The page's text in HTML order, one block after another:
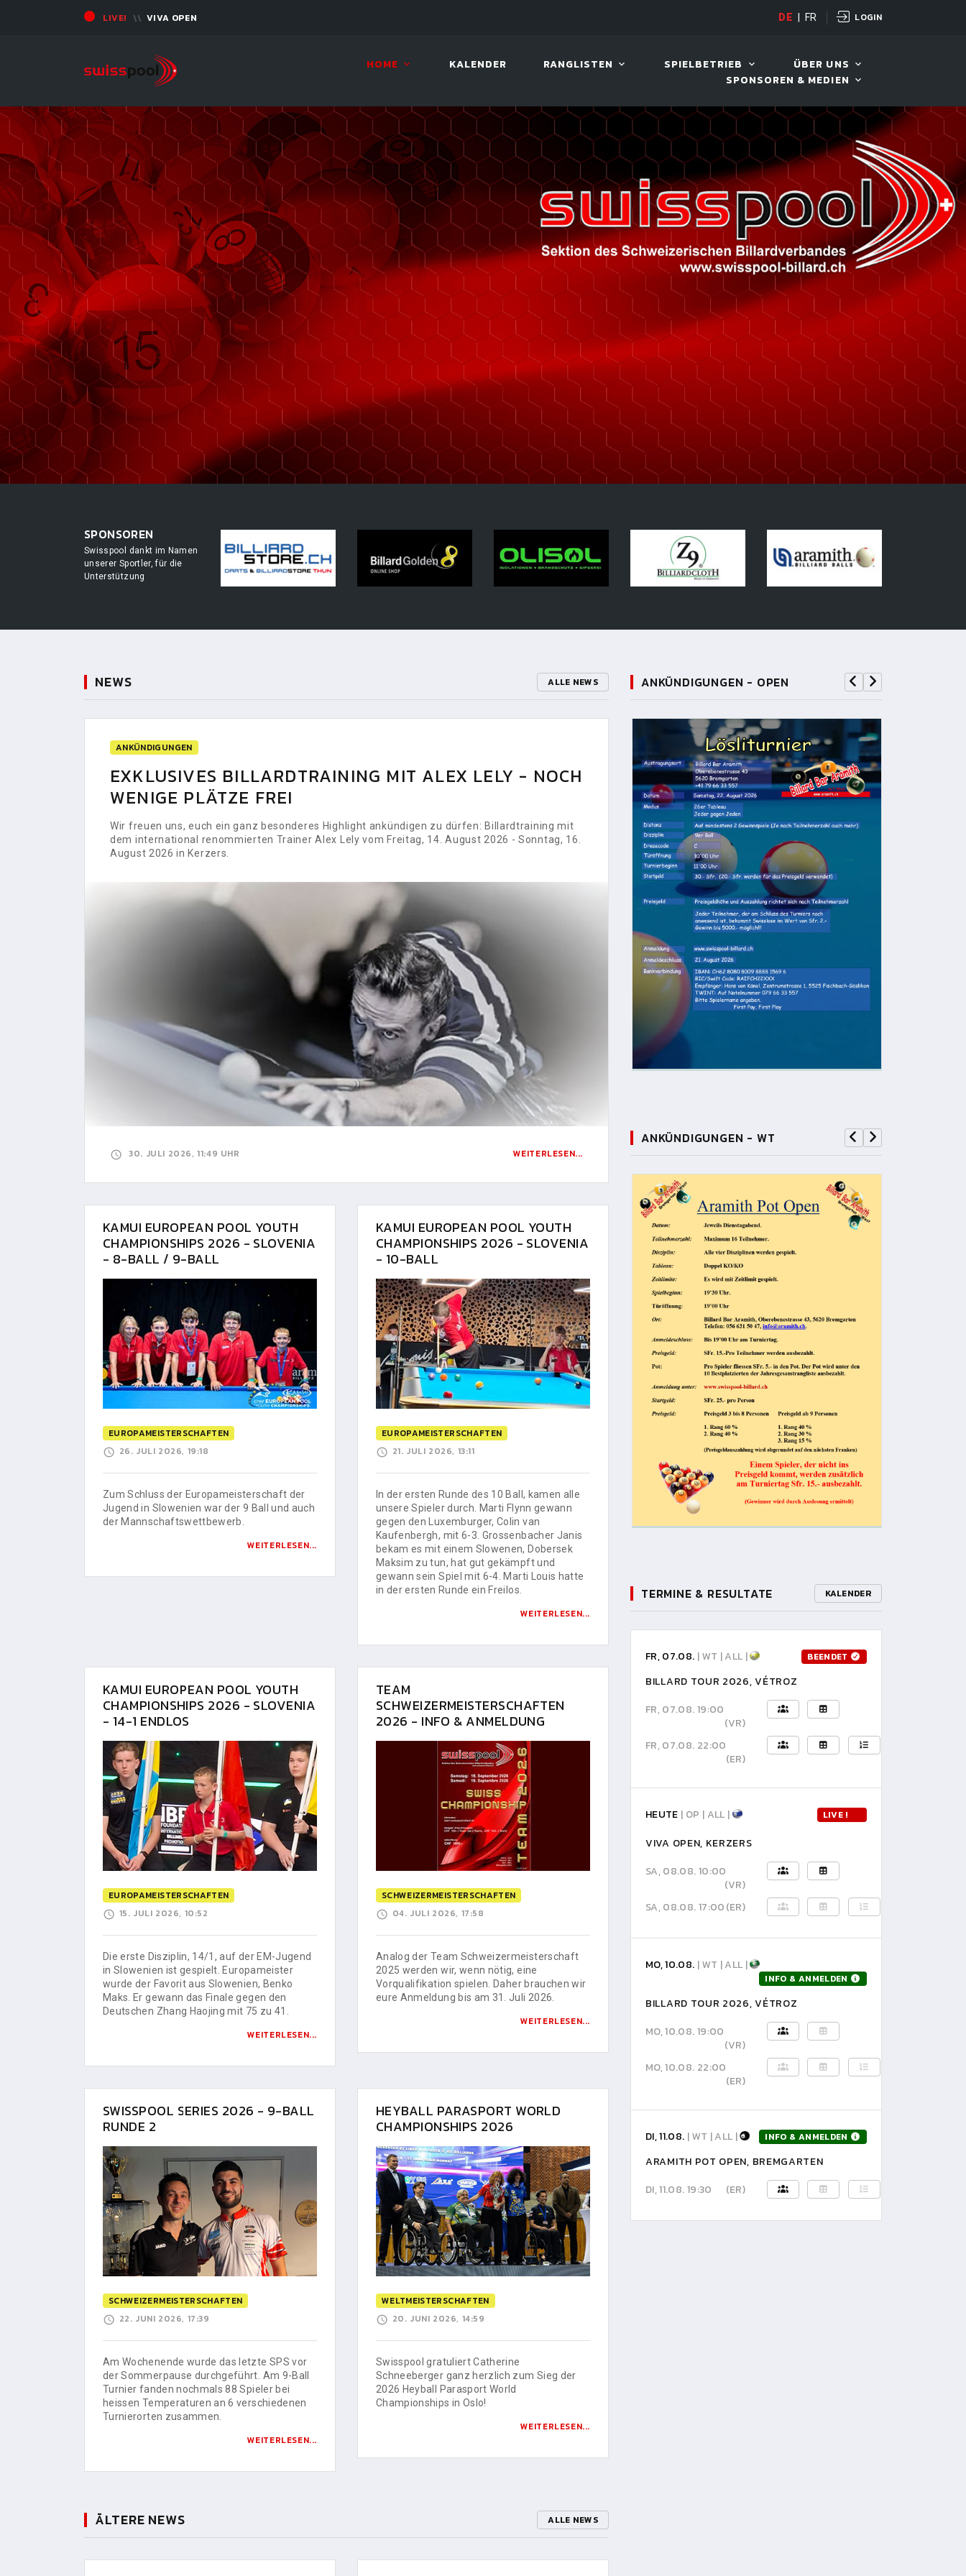
LIVE! VIVA OPEN LIVE! VIVA OPEN
DE FR LOGIN
HOME KALENDER RANGLISTEN SPIELBETRIEB
ÜBER UNS
SPONSOREN & MEDIEN
SPONSOREN
Swisspool dankt im Namen
unserer Sportler, für die
Unterstützung
NEWS ALLE NEWS
ANKÜNDIGUNGEN
EXKLUSIVES BILLARDTRAINING MIT ALEX LELY - NOCH
WENIGE PLÄTZE FREI
Wir freuen uns, euch ein ganz besonderes Highlight ankündigen zu dürfen: Billardtraining mit
dem international renommierten Trainer Alex Lely vom Freitag, 14. August 2026 - Sonntag, 16.
August 2026 in Kerzers.
30. JULI 2026, 11:49 UHR WEITERLESEN...
KAMUI EUROPEAN POOL YOUTH
CHAMPIONSHIPS 2026 - SLOVENIA
- 8-BALL / 9-BALL
EUROPAMEISTERSCHAFTEN
26. JULI 2026, 19:18
Zum Schluss der Europameisterschaft der
Jugend in Slowenien war der 9 Ball und auch
der Mannschaftswettbewerb.
WEITERLESEN...
KAMUI EUROPEAN POOL YOUTH
CHAMPIONSHIPS 2026 - SLOVENIA
- 10-BALL
EUROPAMEISTERSCHAFTEN
21. JULI 2026, 13:11
In der ersten Runde des 10 Ball, kamen alle
unsere Spieler durch. Marti Flynn gewann
gegen den Luxemburger, Colin van
Kaufenbergh, mit 6-3. Grossenbacher Janis
bekam es mit einem Slowenen, Dobersek
Maksim zu tun, hat gut gekämpft und
gewann sein Spiel mit 6-4. Marti Louis hatte
in der ersten Runde ein Freilos.
WEITERLESEN...
KAMUI EUROPEAN POOL YOUTH
CHAMPIONSHIPS 2026 - SLOVENIA
- 14-1 ENDLOS
EUROPAMEISTERSCHAFTEN
15. JULI 2026, 10:52
Die erste Disziplin, 14/1, auf der EM-Jugend
in Slowenien ist gespielt. Europameister
wurde der Favorit aus Slowenien, Benko
Maks. Er gewann das Finale gegen den
Deutschen Zhang Haojing mit 75 zu 41.
WEITERLESEN...
TEAM
SCHWEIZERMEISTERSCHAFTEN
2026 - INFO & ANMELDUNG
SCHWEIZERMEISTERSCHAFTEN
04. JULI 2026, 17:58
Analog der Team Schweizermeisterschaft
2025 werden wir, wenn nötig, eine
Vorqualifikation spielen. Daher brauchen wir
eure Anmeldung bis am 31. Juli 2026.
WEITERLESEN...
SWISSPOOL SERIES 2026 - 9-BALL
RUNDE 2
SCHWEIZERMEISTERSCHAFTEN
22. JUNI 2026, 17:39
Am Wochenende wurde das letzte SPS vor
der Sommerpause durchgeführt. Am 9-Ball
Turnier fanden nochmals 88 Spieler bei
heissen Temperaturen an 6 verschiedenen
Turnierorten zusammen.
WEITERLESEN...
HEYBALL PARASPORT WORLD
CHAMPIONSHIPS 2026
WELTMEISTERSCHAFTEN
20. JUNI 2026, 14:59
Swisspool gratuliert Catherine
Schneeberger ganz herzlich zum Sieg der
2026 Heyball Parasport World
Championships in Oslo!
WEITERLESEN...
ÄLTERE NEWS ALLE NEWS
ANKÜNDIGUNGEN - OPEN
ANKÜNDIGUNGEN - WT
TERMINE & RESULTATE KALENDER
FR, 07.08. | WT | ALL | BEENDET
BILLARD TOUR 2026, VÉTROZ
FR, 07.08. 19:00
(VR)
FR, 07.08. 22:00
(ER)
HEUTE | OP | ALL | LIVE !
VIVA OPEN, KERZERS
SA, 08.08. 10:00
(VR)
SA, 08.08. 17:00(ER)
MO, 10.08. | WT | ALL |
INFO & ANMELDEN
BILLARD TOUR 2026, VÉTROZ
MO, 10.08. 19:00
(VR)
MO, 10.08. 22:00
(ER)
DI, 11.08. | WT | ALL | INFO & ANMELDEN
ARAMITH POT OPEN, BREMGARTEN
DI, 11.08. 19:30
(ER)